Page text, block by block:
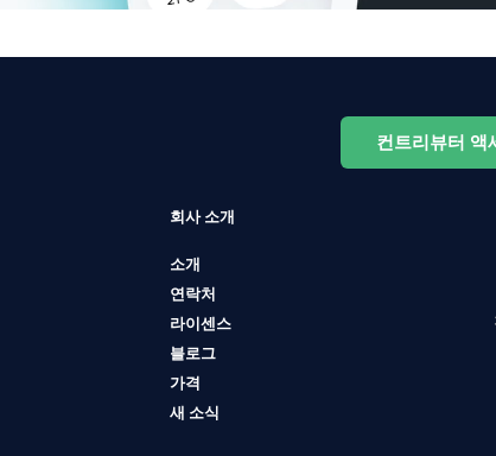
컨트리뷰터 액
회사 소개
소개
연락처
라이센스
블로그
가격
새 소식